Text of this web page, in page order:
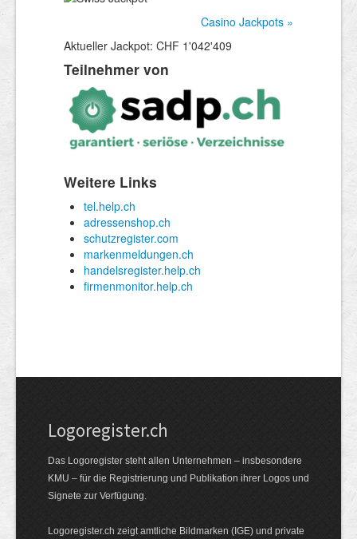
Logoregister.ch
Das Logoregister steht allen Unternehmen – insbesondere
KMU – für die Registrierung und Publikation ihrer Logos und
Signete zur Verfügung.
Logoregister.ch zeigt amtliche Bildmarken (IGE) und private